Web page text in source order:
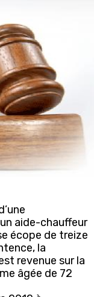
aide-chauffeur
écope de treize
la
revenue sur la
âgée de 72